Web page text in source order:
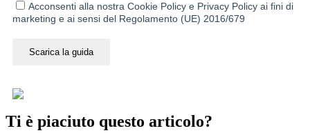
Acconsenti alla nostra Cookie Policy e Privacy Policy ai fini di
marketing e ai sensi del Regolamento (UE) 2016/679
Scarica la guida
Ti è piaciuto questo articolo?